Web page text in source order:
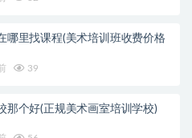
哪里找课程(美术培训班收费价格
39
那个好(正规美术画室培训学校)